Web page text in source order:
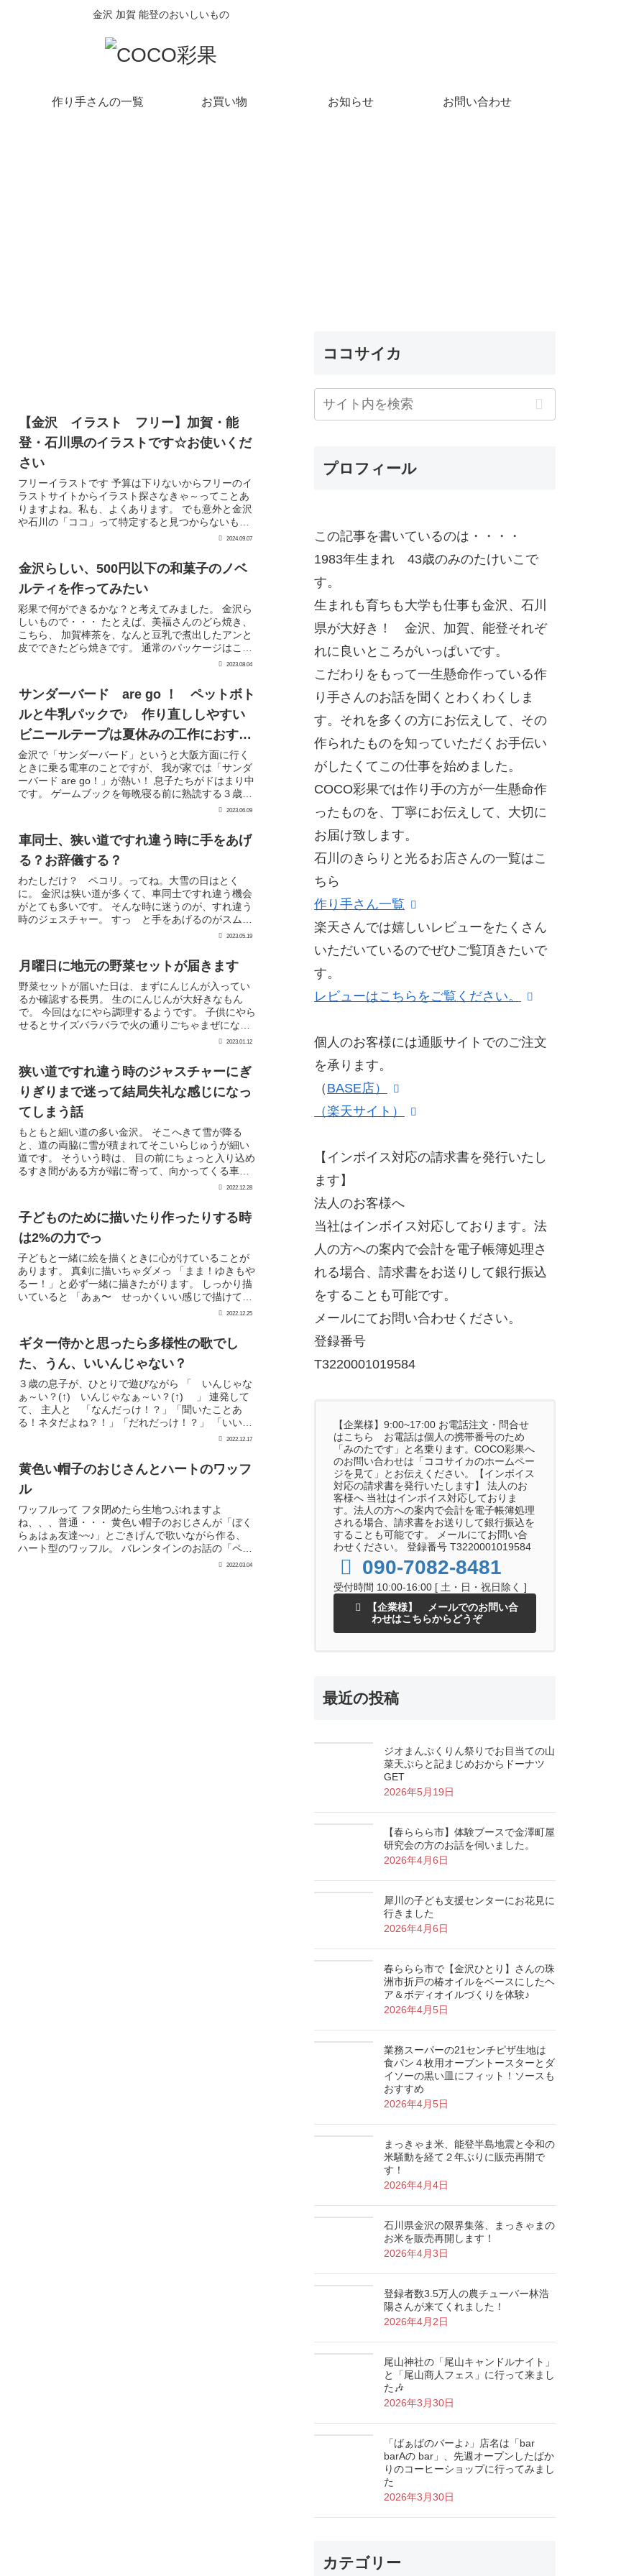
金沢 加賀 能登のおいしいもの
作り手さんの一覧 お買い物 お知らせ お問い合わせ
【金沢 イラスト フリー】加賀・能
登・石川県のイラストです☆お使いくだ
さい
フリーイラストです 予算は下りないからフリーのイ
ラストサイトからイラスト探さなきゃ～ってことあ
りますよね。私も、よくあります。 でも意外と金沢
や石川の「ココ」って特定すると見つからないもん
なんですよね。 クリックして画像を大きくしてから
2024.09.07
金沢らしい、500円以下の和菓子のノベ
ルティを作ってみたい
彩果で何ができるかな？と考えてみました。 金沢ら
しいもので・・・ たとえば、美福さんのどら焼き、
こちら、 加賀棒茶を、なんと豆乳で煮出したアンと
皮でできたどら焼きです。 通常のパッケージはこん
な感じ それで、美福さんのホームページにはこの...
2023.08.04
サンダーバード are go ！ ペットボト
ルと牛乳パックで♪ 作り直ししやすい
ビニールテープは夏休みの工作におすす
めです。
金沢で「サンダーバード」というと大阪方面に行く
ときに乗る電車のことですが、 我が家では「サンダ
ーバード are go！」が熱い！ 息子たちがドはまり中
です。 ゲームブックを毎晩寝る前に熟読する３歳
2023.06.09
車同士、狭い道ですれ違う時に手をあげ
る？お辞儀する？
わたしだけ？ ペコリ。ってね。大雪の日はとく
に。 金沢は狭い道が多くて、車同士ですれ違う機会
がとても多いです。 そんな時に迷うのが、すれ違う
時のジェスチャー。 すっ と手をあげるのがスムー
ズでいいと思うのですが、相手が年上の場合 ちょ
2023.05.19
月曜日に地元の野菜セットが届きます
野菜セットが届いた日は、まずにんじんが入ってい
るか確認する長男。 生のにんじんが大好きなもん
で。 今回はなにやら調理するようです。 子供にやら
せるとサイズバラバラで火の通りごちゃまぜになる
んだよな～～～ そのくせ弟には「切る大きさバラバ
2023.01.12
狭い道ですれ違う時のジャスチャーにぎ
りぎりまで迷って結局失礼な感じになっ
てしまう話
もともと細い道の多い金沢。 そこへきて雪が降る
と、道の両脇に雪が積まれてそこいらじゅうが細い
道です。 そういう時は、 目の前にちょっと入り込め
るすき間がある方が端に寄って、向かってくる車に
先に通ってもらったり、 逆に 「あ、あの車スピード
2022.12.28
子どものために描いたり作ったりする時
は2%の力でっ
子どもと一緒に絵を描くときに心がけていることが
あります。 真剣に描いちゃダメっ 「まま！ゆきもや
るー！」と必ず一緒に描きたがります。 しっかり描
いていると 「あぁ〜 せっかくいい感じで描けてた
のにぃ〜」「そんなとこにっ ああっつ 青で塗る
2022.12.25
ギター侍かと思ったら多様性の歌でし
た、うん、いいんじゃない？
３歳の息子が、ひとりで遊びながら 「 いんじゃな
ぁ～い？(↑) いんじゃなぁ～い？(↑) 」 連発して
て、 主人と 「なんだっけ！？」「聞いたことあ
る！ネタだよね？！」「だれだっけ！？」 「いいん
じゃない ネタ」で調べて、 ギター侍！！！...2022.12.17
黄色い帽子のおじさんとハートのワッフ
ル
ワッフルって フタ閉めたら生地つぶれますよ
ね、、、普通・・・ 黄色い帽子のおじさんが「ぼく
らぁはぁ友達~~♪」とごきげんで歌いながら作る、
ハート型のワッフル。 バレンタインのお話の「ペタ
ペタハート」が２歳の息子のお気に入りのお話で2022.03.04
ココサイカ
プロフィール
この記事を書いているのは・・・・
1983年生まれ 43歳のみのたけいこで
す。
生まれも育ちも大学も仕事も金沢、石川
県が大好き！ 金沢、加賀、能登それぞ
れに良いところがいっぱいです。
こだわりをもって一生懸命作っている作
り手さんのお話を聞くとわくわくしま
す。それを多くの方にお伝えして、その
作られたものを知っていただくお手伝い
がしたくてこの仕事を始めました。
COCO彩果では作り手の方が一生懸命作
ったものを、丁寧にお伝えして、大切に
お届け致します。
石川のきらりと光るお店さんの一覧はこ
ちら
作り手さん一覧
楽天さんでは嬉しいレビューをたくさん
いただいているのでぜひご覧頂きたいで
す。
レビューはこちらをご覧ください。
個人のお客様には通販サイトでのご注文
を承ります。
（ BASE店）
（楽天サイト）
【インボイス対応の請求書を発行いたし
ます】
法人のお客様へ
当社はインボイス対応しております。法
人の方への案内で会計を電子帳簿処理さ
れる場合、請求書をお送りして銀行振込
をすることも可能です。
メールにてお問い合わせください。
登録番号
T3220001019584
【企業様】9:00~17:00 お電話注文・問合せ
はこちら お電話は個人の携帯番号のため
「みのたです」と名乗ります。COCO彩果へ
のお問い合わせは「ココサイカのホームペー
ジを見て」とお伝えください。【インボイス
対応の請求書を発行いたします】 法人のお
客様へ 当社はインボイス対応しておりま
す。法人の方への案内で会計を電子帳簿処理
される場合、請求書をお送りして銀行振込を
することも可能です。 メールにてお問い合
わせください。 登録番号 T3220001019584
090-7082-8481
受付時間 10:00-16:00 [ 土・日・祝日除く ]
【企業様】 メールでのお問い合
わせはこちらからどうぞ
最近の投稿
ジオまんぷくりん祭りでお目当ての山
菜天ぷらと記まじめおからドーナツ
GET
2026年5月19日
【春ららら市】体験ブースで金澤町屋
研究会の方のお話を伺いました。
2026年4月6日
犀川の子ども支援センターにお花見に
行きました
2026年4月6日
春ららら市で【金沢ひとり】さんの珠
洲市折戸の椿オイルをベースにしたヘ
ア＆ボディオイルづくりを体験♪
2026年4月5日
業務スーパーの21センチピザ生地は
食パン４枚用オーブントースターとダ
イソーの黒い皿にフィット！ソースも
おすすめ
2026年4月5日
まっきゃま米、能登半島地震と令和の
米騒動を経て２年ぶりに販売再開で
す！
2026年4月4日
石川県金沢の限界集落、まっきゃまの
お米を販売再開します！
2026年4月3日
登録者数3.5万人の農チューバー林浩
陽さんが来てくれました！
2026年4月2日
尾山神社の「尾山キャンドルナイト」
と「尾山商人フェス」に行って来まし
た🎶
2026年3月30日
「ばぁばのバーよ♪」店名は「bar
barAの bar」、先週オープンしたばか
りのコーヒーショップに行ってみまし
た
2026年3月30日
カテゴリー